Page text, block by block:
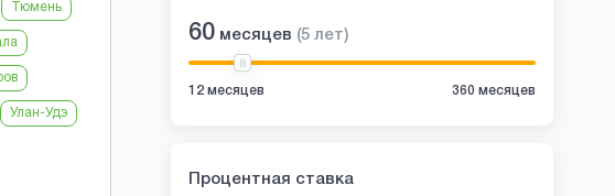
Тюмень
Улан-Удэ
60 месяцев (5 лет)
12 месяцев 360 месяцев
Процентная ставка